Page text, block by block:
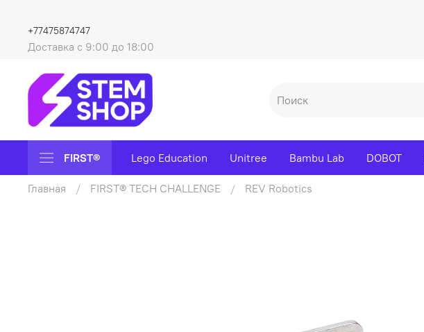
Доставка с 9:00 до 18:00
+77475874747
FIRST® Lego Education Unitree Bambu Lab DOBOT
Главная FIRST® TECH CHALLENGE REV Robotics